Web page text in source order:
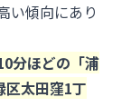
い傾向にあり
分ほどの「浦
区太田窪1丁